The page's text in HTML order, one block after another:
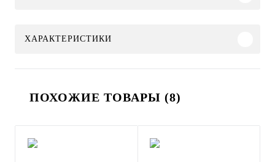
ХАРАКТЕРИСТИКИ
ПОХОЖИЕ ТОВАРЫ (8)